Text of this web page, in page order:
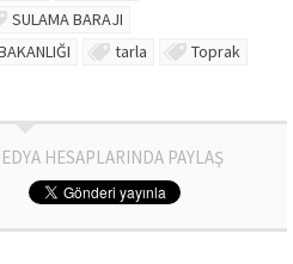
SULAMA BARAJI
tarla
Toprak
HESAPLARINDA PAYLAŞ